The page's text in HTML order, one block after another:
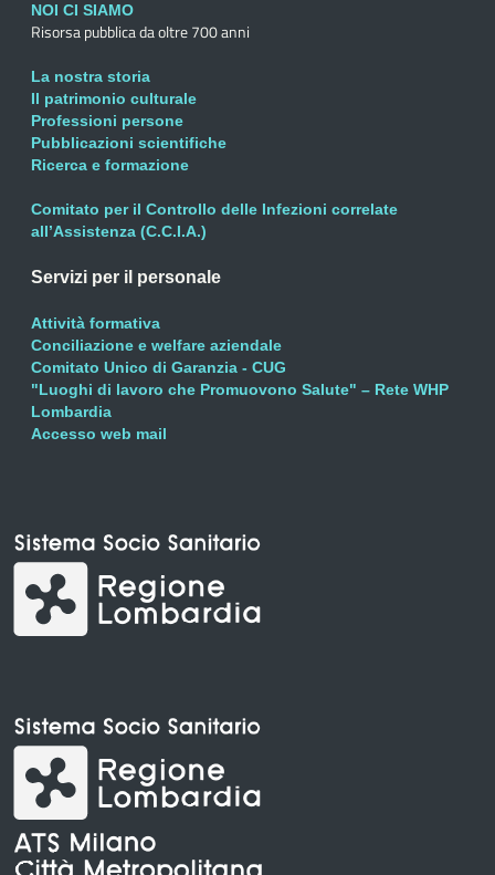
NOI CI SIAMO
Risorsa pubblica da oltre 700 anni
La nostra storia
Il patrimonio culturale
Professioni persone
Pubblicazioni scientifiche
Ricerca e formazione
Comitato per il Controllo delle Infezioni correlate
all’Assistenza (C.C.I.A.)
Servizi per il personale
Attività formativa
Conciliazione e welfare aziendale
Comitato Unico di Garanzia - CUG
"Luoghi di lavoro che Promuovono Salute" – Rete WHP
Lombardia
Accesso web mail